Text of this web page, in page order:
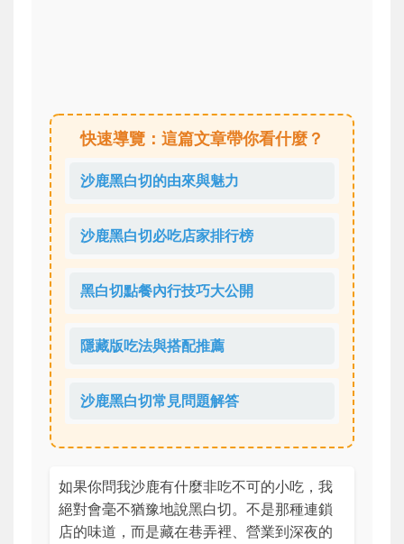
快速導覽：這篇文章帶你看什麼？
沙鹿黑白切的由來與魅力
沙鹿黑白切必吃店家排行榜
黑白切點餐內行技巧大公開
隱藏版吃法與搭配推薦
沙鹿黑白切常見問題解答
如果你問我沙鹿有什麼非吃不可的小吃，我
絕對會毫不猶豫地說黑白切。不是那種連鎖
店的味道，而是藏在巷弄裡、營業到深夜的